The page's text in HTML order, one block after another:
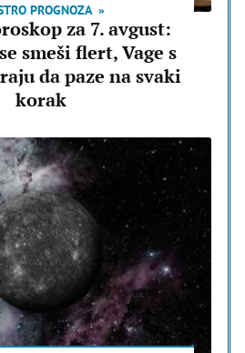
PROGNOZA
za 7. avgust:
smeši flert, Vage s
da paze na svaki
korak